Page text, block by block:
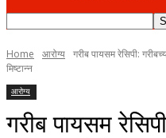
Home आरोग्य गरीब पायसम रेसिपी:
मिष्टान्न
आरोग्य
गरीब पायसम